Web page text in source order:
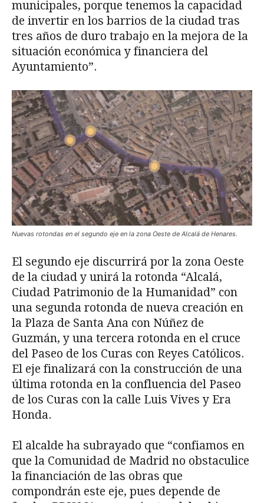
municipales, porque tenemos la capacidad
de invertir en los barrios de la ciudad tras
tres años de duro trabajo en la mejora de la
situación económica y financiera del
Ayuntamiento”.
Nuevas rotondas en el segundo eje en la zona Oeste de Alcalá de Henares.
El segundo eje discurrirá por la zona Oeste
de la ciudad y unirá la rotonda “Alcalá,
Ciudad Patrimonio de la Humanidad” con
una segunda rotonda de nueva creación en
la Plaza de Santa Ana con Núñez de
Guzmán, y una tercera rotonda en el cruce
del Paseo de los Curas con Reyes Católicos.
El eje finalizará con la construcción de una
última rotonda en la confluencia del Paseo
de los Curas con la calle Luis Vives y Era
Honda.
El alcalde ha subrayado que “confiamos en
que la Comunidad de Madrid no obstaculice
la financiación de las obras que
compondrán este eje, pues depende de